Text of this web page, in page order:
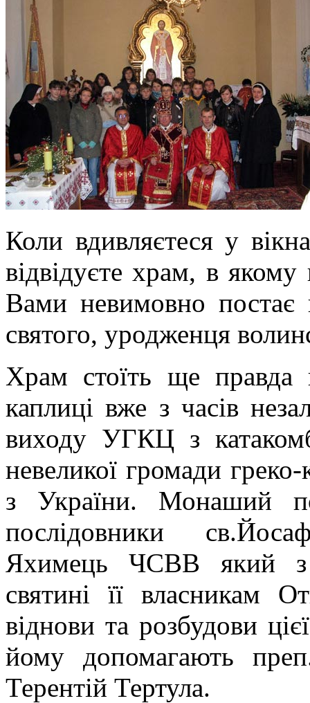
Коли вдивляєтеся у
відвідуєте храм, в
Вами невимовно постає
святого, уродженця
Храм стоїть ще правда
каплиці вже з часів
виходу УГКЦ з
невеликої громади греко-
з України. Монаший
послідовники
Яхимець ЧСВВ який з
святині її власникам
віднови та розбудови
йому допомагають
Терентій Тертула.